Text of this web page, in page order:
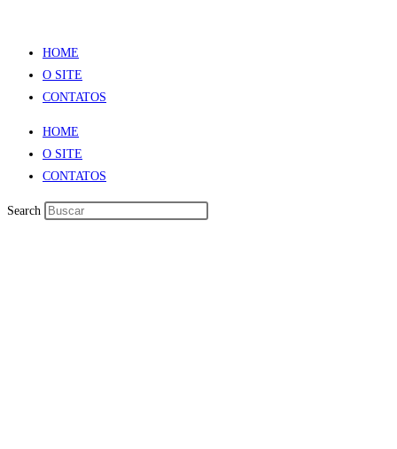
HOME
O SITE
CONTATOS
HOME
O SITE
CONTATOS
Search